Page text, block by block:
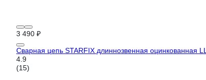
3 490 ₽
Сварная цепь STARFIX длиннозвенная оцинкованная
4.9
(15)